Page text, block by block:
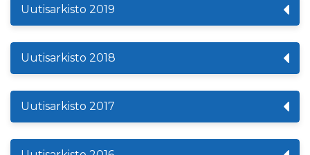
Uutisarkisto 2019
Uutisarkisto 2018
Uutisarkisto 2017